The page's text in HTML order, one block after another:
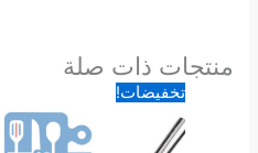
منتجات ذات صلة
تخفيضات!السعر
الأصلي
20.00 د.ا.
هو:
16.00 د.ا.